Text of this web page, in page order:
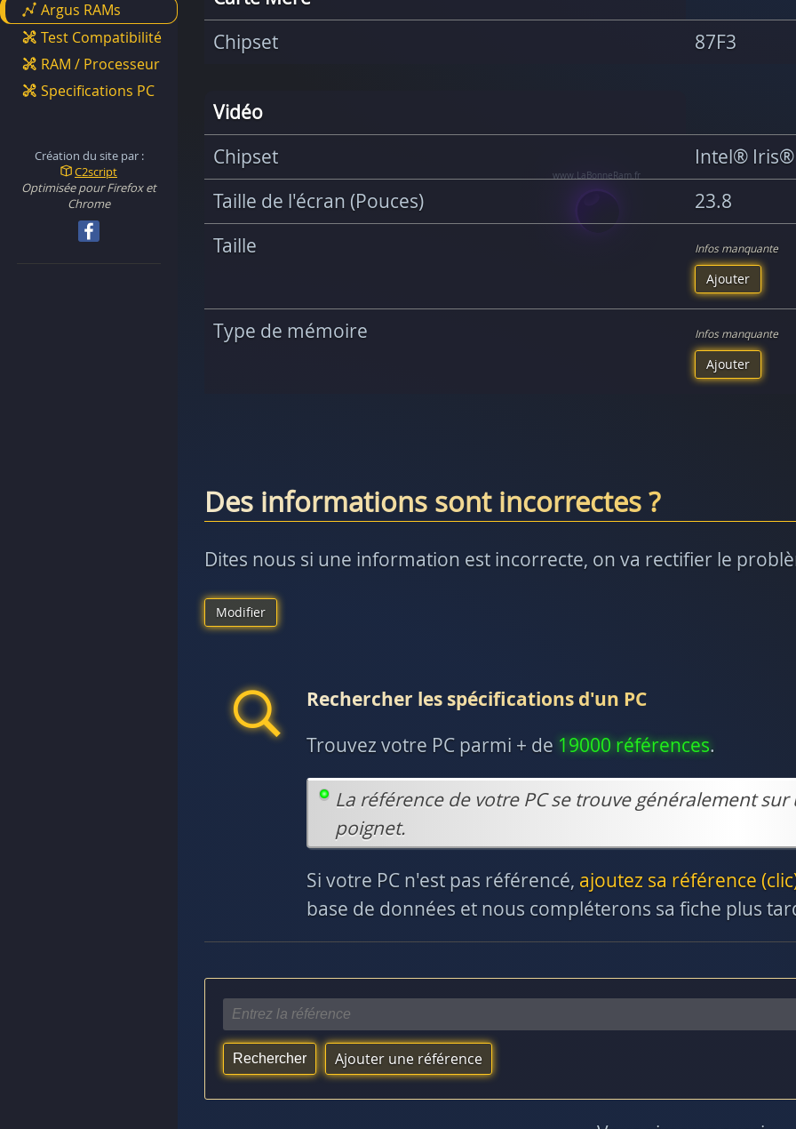
Chipset
87F3
Vidéo
Chipset
Intel®
Taille de l'écran (Pouces)
23.8
Taille
Infos manquante
Ajouter
Type de mémoire Infos manquante
Ajouter
Des informations sont incorrectes ?
Dites nous si une information est incorrecte, on va rectifier le
Modifier
Rechercher les spécifications d'un PC
Trouvez votre PC parmi + de 19000 références.
La référence de votre PC se trouve généralement
poignet.
Si votre PC n'est pas référencé, ajoutez sa référence
base de données et nous compléterons sa fiche plus
Ajouter une référence
Argus RAMs
Test Compatibilité
RAM / Processeur
Specifications PC
Création du site par :
C2script
Optimisée pour Firefox et
Chrome